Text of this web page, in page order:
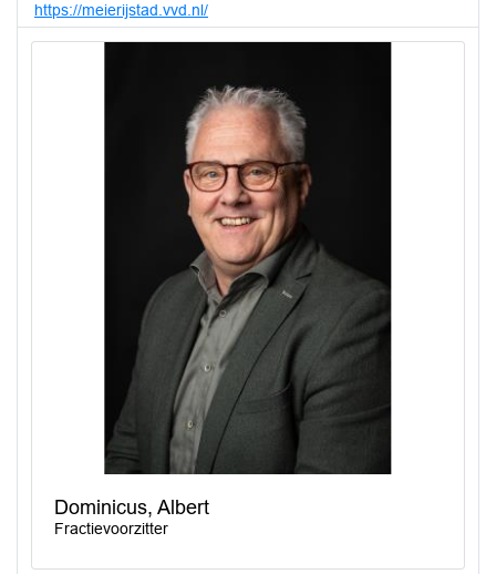
https://meierijstad.vvd.nl/
Dominicus, Albert
Fractievoorzitter